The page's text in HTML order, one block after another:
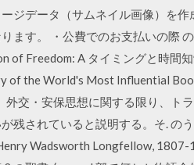
ジデータ（サムネイル画像）を
ます。 ・公費でのお支払いの際
of Freedom: A タイミングと時間
of the World's Most Influential
交・安保思想に関する限り、ト
残されていると説明する。そ.
Wadsworth Longfellow,